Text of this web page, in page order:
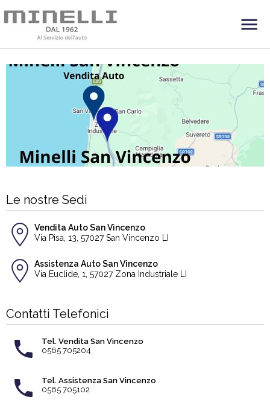
Le nostre Sedi
Vendita Auto San Vincenzo
Via Pisa, 13, 57027 San Vincenzo LI
Assistenza Auto San Vincenzo
Via Euclide, 1, 57027 Zona Industriale LI
Contatti Telefonici
Tel. Vendita San Vincenzo
0565 705204
Tel. Assistenza San Vincenzo
0565 705102